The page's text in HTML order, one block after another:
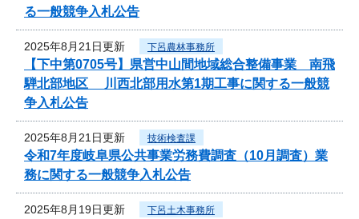
る一般競争入札公告
2025年8月21日更新 下呂農林事務所
【下中第0705号】県営中山間地域総合整備事業 南飛
騨北部地区 川西北部用水第1期工事に関する一般競
争入札公告
2025年8月21日更新 技術検査課
令和7年度岐阜県公共事業労務費調査（10月調査）業
務に関する一般競争入札公告
2025年8月19日更新 下呂土木事務所